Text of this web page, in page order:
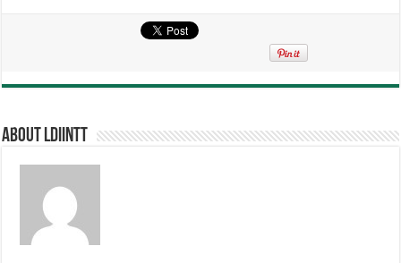
About ldiintt